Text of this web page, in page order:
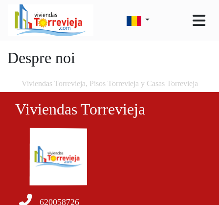
Despre noi
Viviendas Torrevieja, Pisos Torrevieja y Casas Torrevieja
Viviendas Torrevieja
620058726